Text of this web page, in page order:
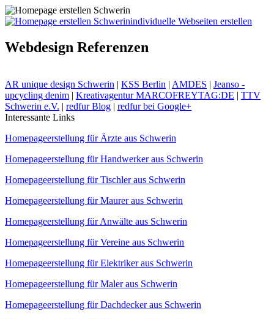
individuelle Webseiten erstellen
Webdesign Referenzen
AR unique design Schwerin | KSS Berlin | AMDES | Jeanso -
upcycling denim | Kreativagentur MARCOFREYTAG:DE | TTV
Schwerin e.V. | redfur Blog | redfur bei Google+
Interessante Links
Homepageerstellung für Ärzte aus Schwerin
Homepageerstellung für Handwerker aus Schwerin
Homepageerstellung für Tischler aus Schwerin
Homepageerstellung für Maurer aus Schwerin
Homepageerstellung für Anwälte aus Schwerin
Homepageerstellung für Vereine aus Schwerin
Homepageerstellung für Elektriker aus Schwerin
Homepageerstellung für Maler aus Schwerin
Homepageerstellung für Dachdecker aus Schwerin